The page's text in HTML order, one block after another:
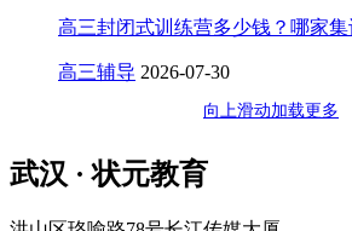
高三封闭式训练营多少钱？哪家
高三辅导 2026-07-30
向上滑动加载更多
武汉 · 状元教育